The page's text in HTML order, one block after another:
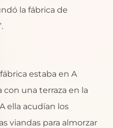
la fábrica de
estaba en A
una terraza en la
ella acudían los
viandas para almorzar